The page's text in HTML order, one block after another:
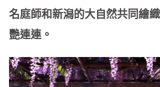
名庭師和新潟的大自然共同繪
艷連連。